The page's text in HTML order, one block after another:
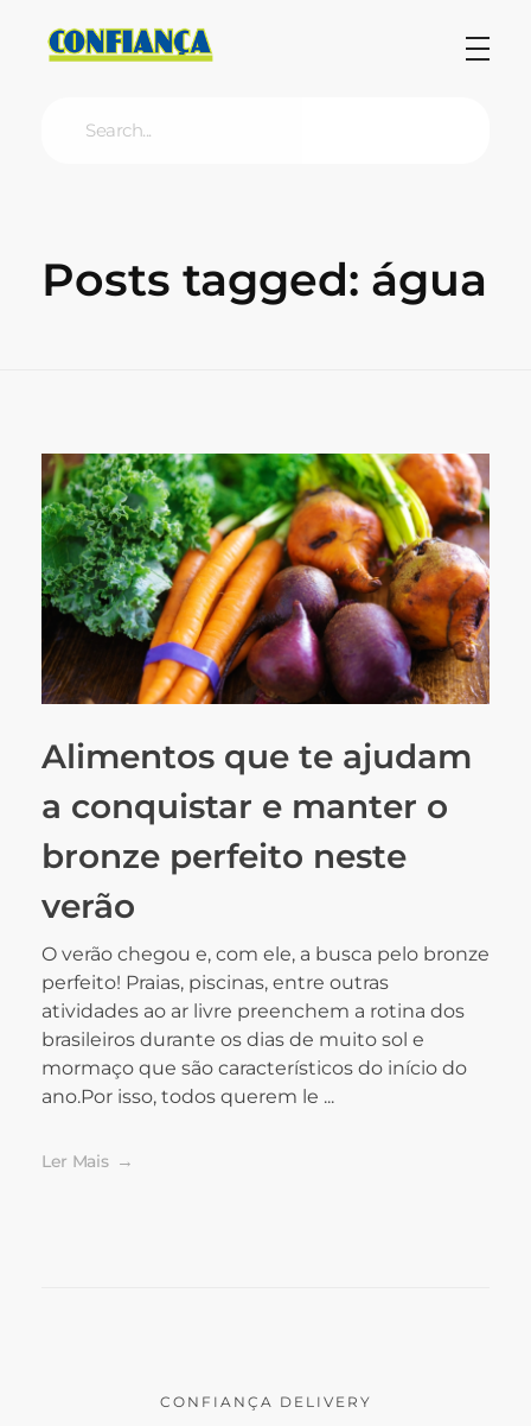
Posts tagged: água
Alimentos que te ajudam
a conquistar e manter o
bronze perfeito neste
verão
O verão chegou e, com ele, a busca pelo bronze
perfeito! Praias, piscinas, entre outras
atividades ao ar livre preenchem a rotina dos
brasileiros durante os dias de muito sol e
mormaço que são característicos do início do
ano.Por isso, todos querem le ...
Ler Mais
CONFIANÇA DELIVERY